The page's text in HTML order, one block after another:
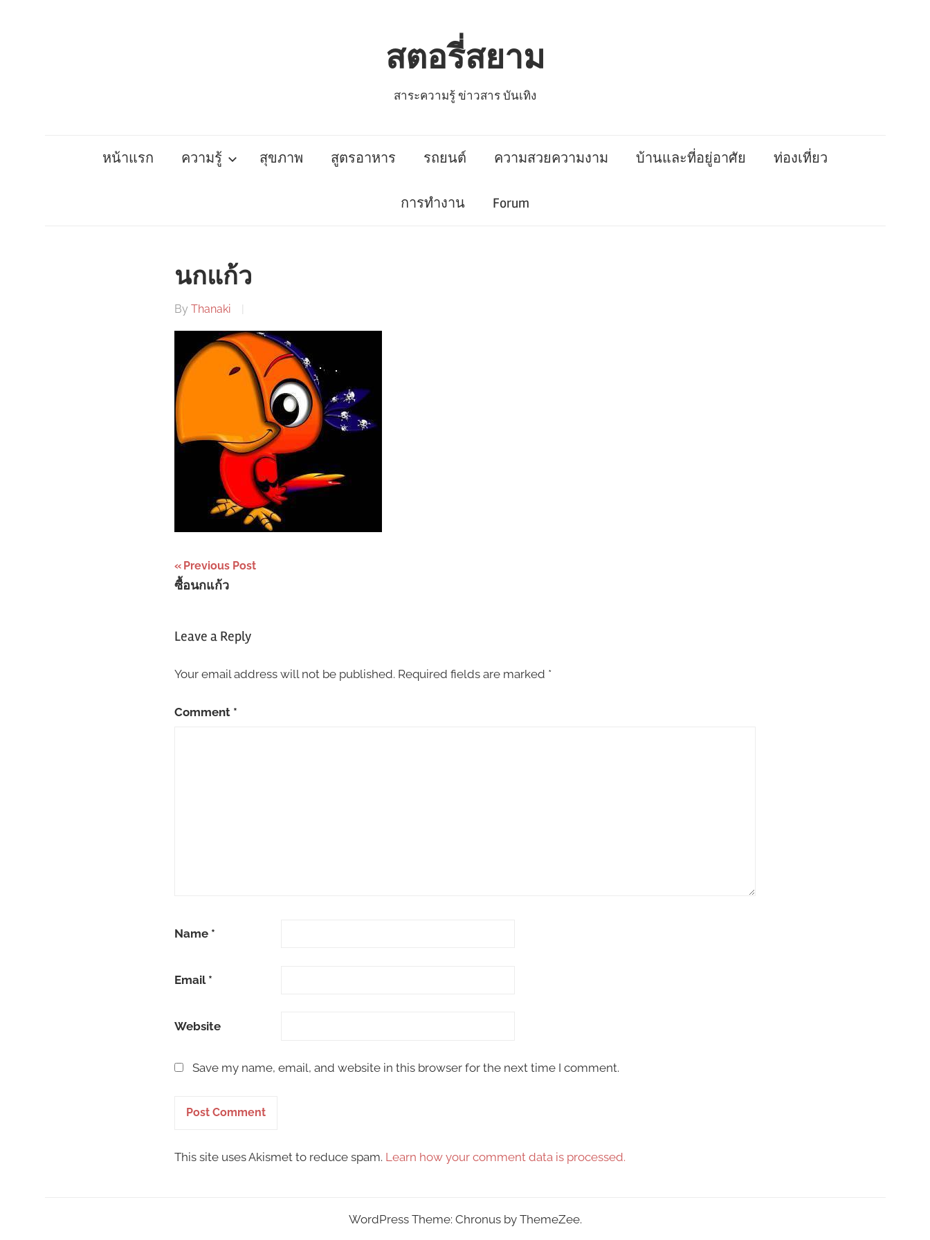
สตอรี่สยาม
สาระความรู้ ข่าวสาร บันเทิง
หน้าแรก ความรู้ สุขภาพ สูตรอาหาร รถยนต์ ความสวยความงาม บ้านและที่อยู่อาศัย ท่องเที่ยว
การทำงาน Forum
นกแก้ว
By Thanaki
Post
navigation
Previous Post
ซื้อนกแก้ว
Leave a Reply
Your email address will not be published. Required fields are marked *
Comment *
Name *
Email *
Website
Save my name, email, and website in this browser for the next time I comment.
This site uses Akismet to reduce spam. Learn how your comment data is processed.
WordPress Theme: Chronus by ThemeZee.